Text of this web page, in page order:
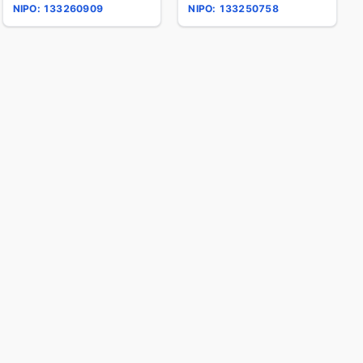
NIPO: 133260909 NIPO: 133250758